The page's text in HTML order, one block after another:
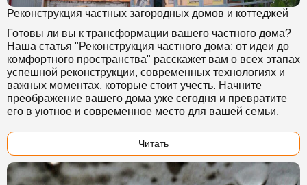
Реконструкция частных загородных домов и коттеджей
Готовы ли вы к трансформации вашего частного дома?
Наша статья "Реконструкция частного дома: от идеи до
комфортного пространства" расскажет вам о всех этапах
успешной реконструкции, современных технологиях и
важных моментах, которые стоит учесть. Начните
преображение вашего дома уже сегодня и превратите
его в уютное и современное место для вашей семьи.
Читать